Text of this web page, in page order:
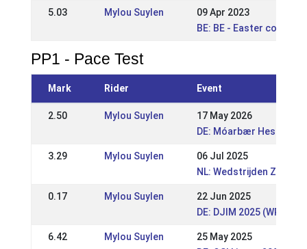
5.03 Mylou Suylen
09 Apr 2023
BE: BE - Easter
PP1 - Pace Test
Mark Rider Event
2.50 Mylou Suylen
17 May 2026
DE: Móarbær
3.29 Mylou Suylen
06 Jul 2025
NL: Wedstrijden Zuid
0.17 Mylou Suylen
22 Jun 2025
DE: DJIM 2025 (WR)
6.42 Mylou Suylen
25 May 2025